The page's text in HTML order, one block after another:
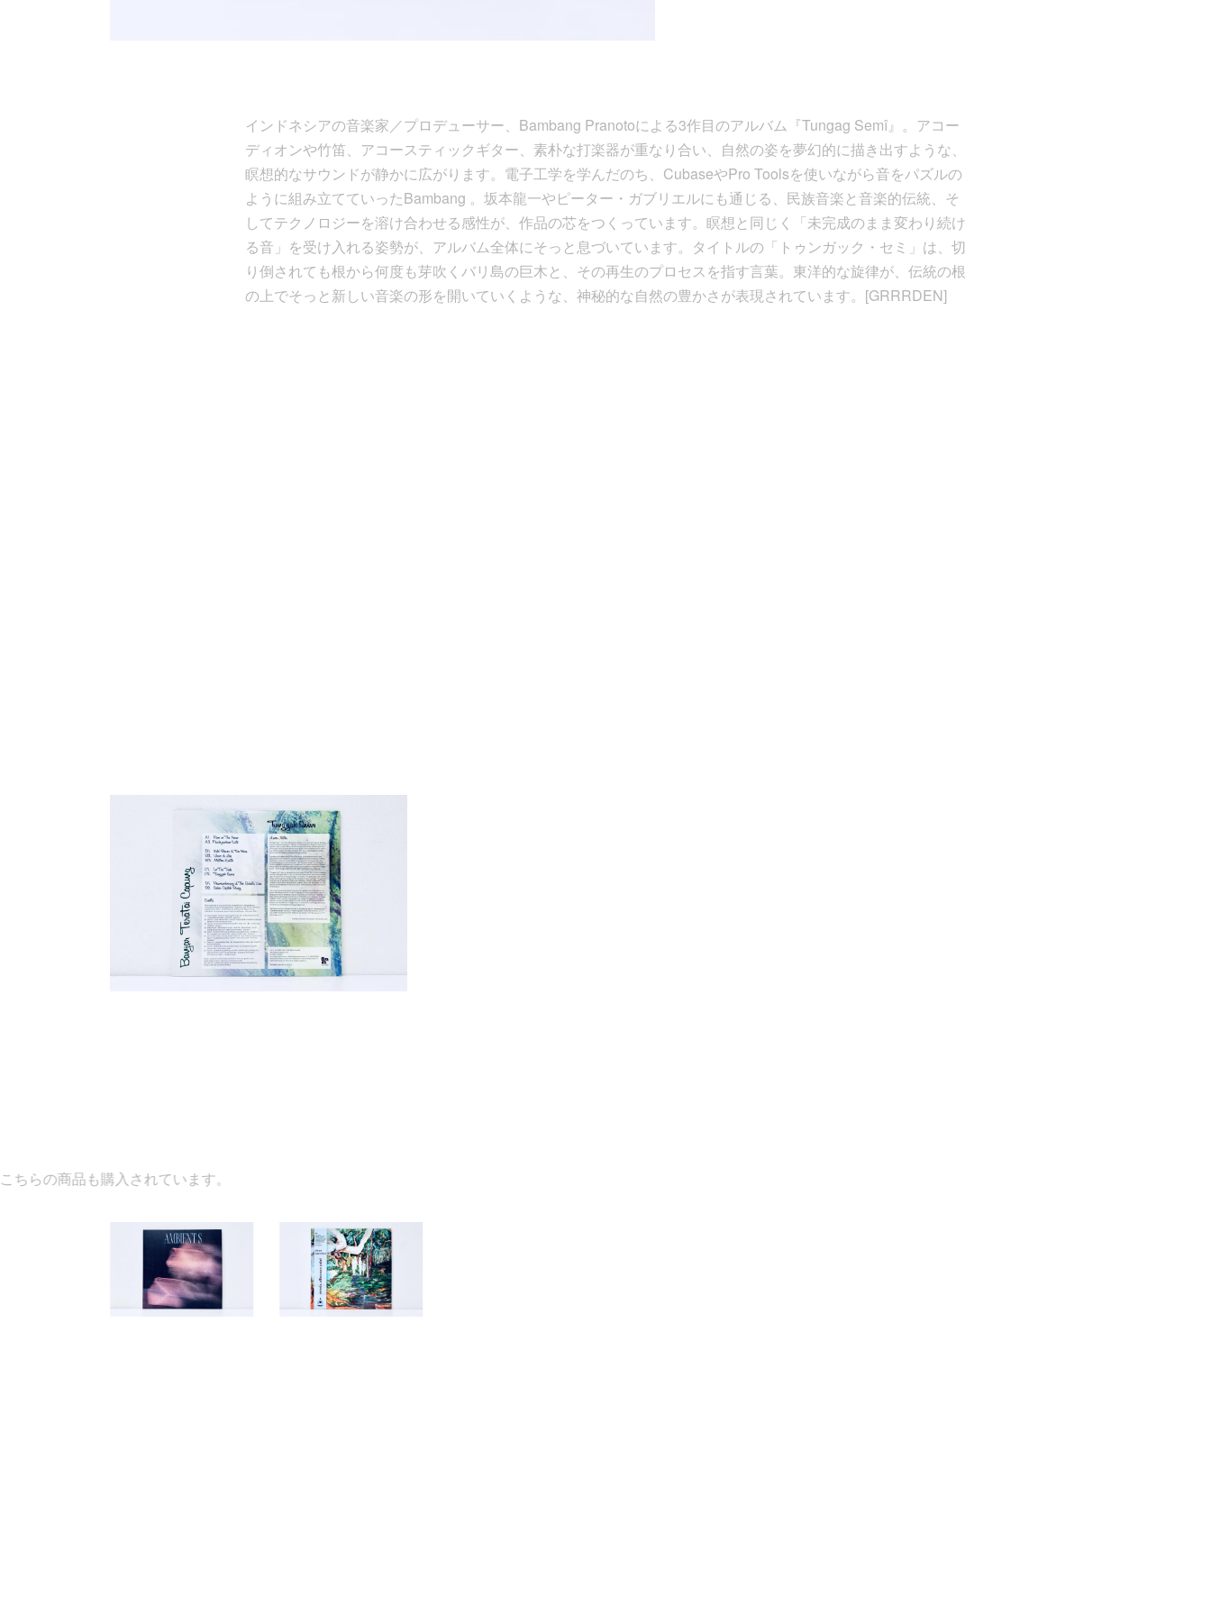
インドネシアの音楽家／プロデューサー、Bambang Pranotoによる3作目のアルバム『Tungag Semî』。アコー
ディオンや竹笛、アコースティックギター、素朴な打楽器が重なり合い、自然の姿を夢幻的に描き出すような、
瞑想的なサウンドが静かに広がります。電子工学を学んだのち、CubaseやPro Toolsを使いながら音をパズルの
ように組み立てていったBambang 。坂本龍一やピーター・ガブリエルにも通じる、民族音楽と音楽的伝統、そ
してテクノロジーを溶け合わせる感性が、作品の芯をつくっています。瞑想と同じく「未完成のまま変わり続け
る音」を受け入れる姿勢が、アルバム全体にそっと息づいています。タイトルの「トゥンガック・セミ」は、切
り倒されても根から何度も芽吹くバリ島の巨木と、その再生のプロセスを指す言葉。東洋的な旋律が、伝統の根
の上でそっと新しい音楽の形を開いていくような、神秘的な自然の豊かさが表現されています。[GRRRDEN]
されています。